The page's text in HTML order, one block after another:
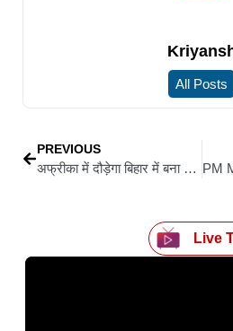
All Posts
PREVIOUS
अफ्रीका में दौड़ेगा बिहार में बना रेल इंजन: पीएम मोदी दिखाएंगे हरी झंडी,100 KM प्रति घंटे की होगी रफ्तार
Live